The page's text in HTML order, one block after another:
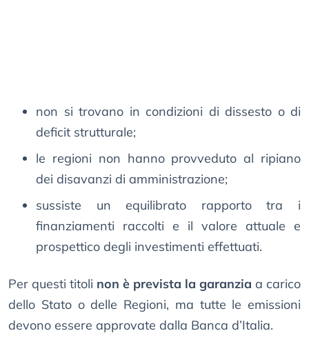
non si trovano in condizioni di dissesto o di
deficit strutturale;
le regioni non hanno provveduto al ripiano
dei disavanzi di amministrazione;
sussiste un equilibrato rapporto tra i
finanziamenti raccolti e il valore attuale e
prospettico degli investimenti effettuati.
Per questi titoli non è prevista la garanzia a carico
dello Stato o delle Regioni, ma tutte le emissioni
devono essere approvate dalla Banca d’Italia.